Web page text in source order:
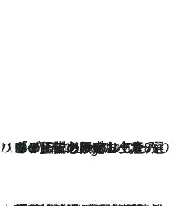
ハワイ賢者 リサのお気に入りリスト9 Hours Ago
あの伝説の限定トートも！ リニューアルした「ディーン＆デルーカ ハワイ」で必須のお土産8選